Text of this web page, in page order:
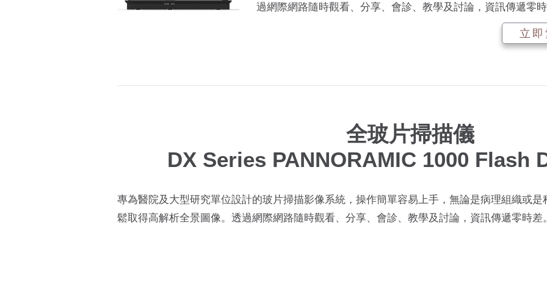
過網際網路隨時觀看、分享、會診、教學及討論，資訊傳遞零時
立
全玻片掃描儀
DX Series PANNORAMIC 1000 Flash
專為醫院及大型研究單位設計的玻片掃描影像系統，操作簡單容易上手，無論是病理組織或
鬆取得高解析全景圖像。透過網際網路隨時觀看、分享、會診、教學及討論，資訊傳遞零時差。